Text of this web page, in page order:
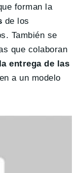
forman la
de los
También se
que colaboran
entrega de las
a un modelo